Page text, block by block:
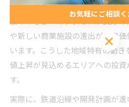
把握することが資産価値を守る
阪市中心部へのアクセスが良好
や新しい商業施設の進出が資産
います。こうした地域特有の動
値上昇が見込めるエリアへの投
す。
実際に、鉄道沿線や開発計画が
お気軽にご相談
お気軽にご相談